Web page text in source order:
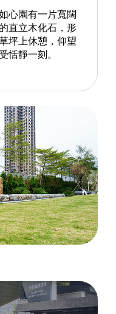
心園有一片寬闊
直立木化石，形
坪上休憩，仰望
恬靜一刻。